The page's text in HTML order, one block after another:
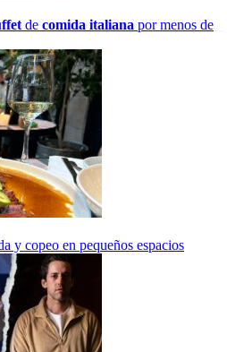
de comida italiana por menos de
y copeo en pequeños espacios